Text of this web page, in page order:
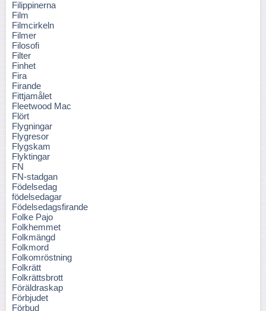
Filippinerna
Film
Filmcirkeln
Filmer
Filosofi
Filter
Finhet
Fira
Firande
Fittjamålet
Fleetwood Mac
Flört
Flygningar
Flygresor
Flygskam
Flyktingar
FN
FN-stadgan
Födelsedag
födelsedagar
Födelsedagsfirande
Folke Pajo
Folkhemmet
Folkmängd
Folkmord
Folkomröstning
Folkrätt
Folkrättsbrott
Föräldraskap
Förbjudet
Förbud